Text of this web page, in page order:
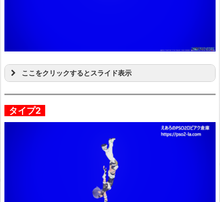
ここをクリックするとスライド表示
タイプ2